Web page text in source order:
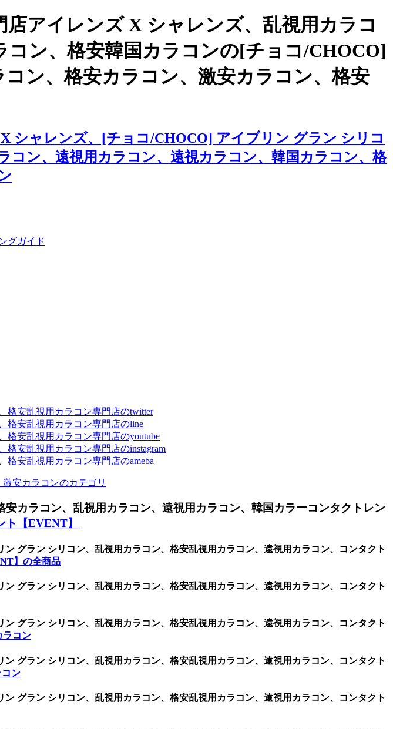
アイレンズ X シャレンズ、乱視用カラコ
ン、格安韓国カラコンの[チョコ/CHOCO]
ン、格安カラコン、激安カラコン、格安
シャレンズ、[チョコ/CHOCO] アイブリン グラン シリコ
コン、遠視用カラコン、遠視カラコン、韓国カラコン、格
グガイド
格安乱視用カラコン専門店のtwitter
格安乱視用カラコン専門店のline
安乱視用カラコン専門店のyoutube
安乱視用カラコン専門店のinstagram
安乱視用カラコン専門店のameba
安カラコンのカテゴリ
安カラコン、乱視用カラコン、遠視用カラコン、韓国カラーコンタクトレン
ト【EVENT】
ン グラン シリコン、乱視用カラコン、格安乱視用カラコン、遠視用カラコン、コンタクト
】の全商品
ン グラン シリコン、乱視用カラコン、格安乱視用カラコン、遠視用カラコン、コンタクト
ン グラン シリコン、乱視用カラコン、格安乱視用カラコン、遠視用カラコン、コンタクト
ラコン
ン グラン シリコン、乱視用カラコン、格安乱視用カラコン、遠視用カラコン、コンタクト
ン
ン グラン シリコン、乱視用カラコン、格安乱視用カラコン、遠視用カラコン、コンタクト